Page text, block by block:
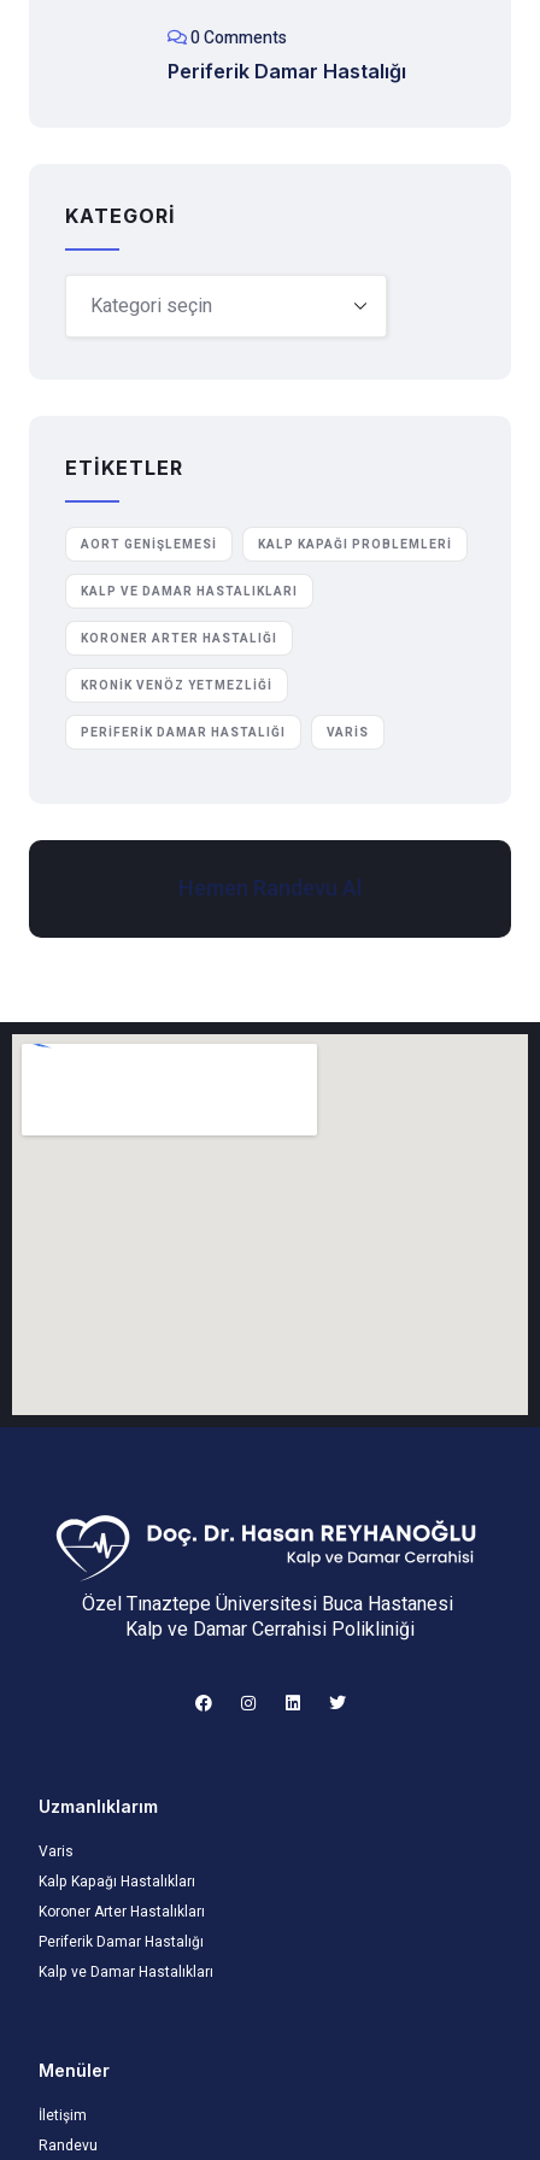
0 Comments
Periferik Damar Hastalığı
KATEGORI
ETIKETLER
AORT GENIŞLEMESI KALP KAPAĞI PROBLEMLERI
KALP VE DAMAR HASTALIKLARI
KORONER ARTER HASTALIĞI
KRONIK VENÖZ YETMEZLIĞI
PERIFERIK DAMAR HASTALIĞI VARIS
Hemen Randevu Al
Özel Tınaztepe Üniversitesi Buca Hastanesi
Kalp ve Damar Cerrahisi Polikliniği
Uzmanlıklarım
Varis
Kalp Kapağı Hastalıkları
Koroner Arter Hastalıkları
Periferik Damar Hastalığı
Kalp ve Damar Hastalıkları
Menüler
İletişim
Randevu